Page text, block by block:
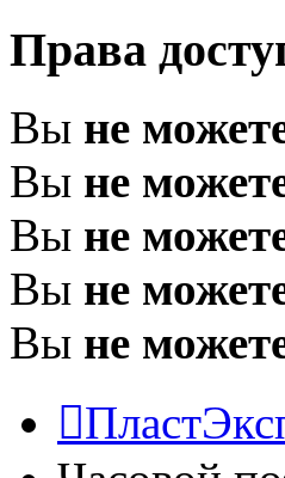
Права
Вы не
Вы не
Вы не
Вы не
Вы не